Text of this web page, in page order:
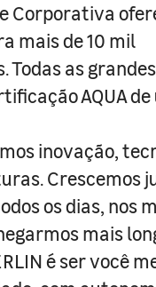
Corporativa
mais de 10 mil
Todas as
AQUA de
inovação,
Crescemos
os dias, nos
mais
é ser você